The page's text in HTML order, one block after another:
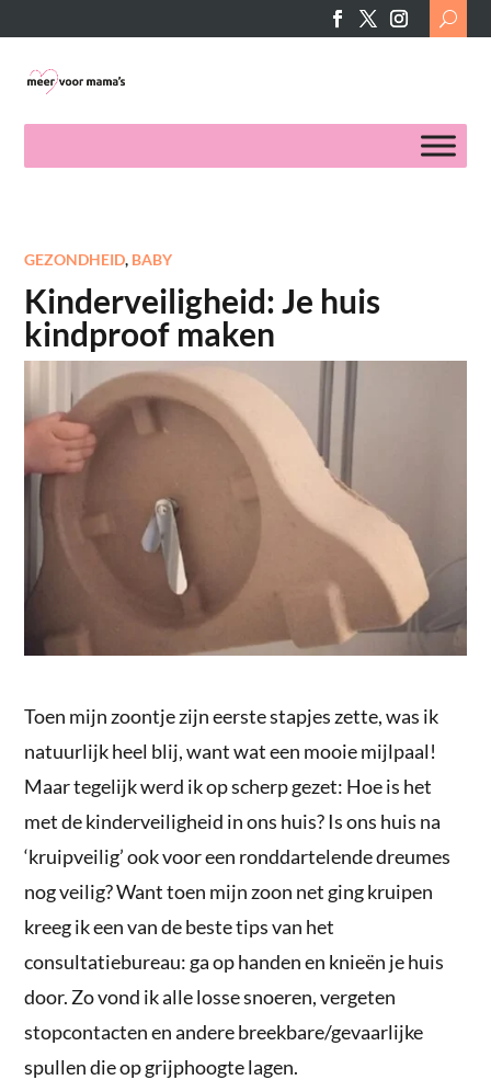
Search
for:
GEZONDHEID, BABY
Kinderveiligheid: Je huis
kindproof maken
Toen mijn zoontje zijn eerste stapjes zette, was ik
natuurlijk heel blij, want wat een mooie mijlpaal!
Maar tegelijk werd ik op scherp gezet: Hoe is het
met de kinderveiligheid in ons huis? Is ons huis na
‘kruipveilig’ ook voor een ronddartelende dreumes
nog veilig? Want toen mijn zoon net ging kruipen
kreeg ik een van de beste tips van het
consultatiebureau: ga op handen en knieën je huis
door. Zo vond ik alle losse snoeren, vergeten
stopcontacten en andere breekbare/gevaarlijke
spullen die op grijphoogte lagen.